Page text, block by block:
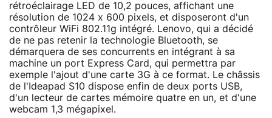
rétroéclairage LED de 10,2 pouces, affichant une
résolution de 1024 x 600 pixels, et disposeront d'un
contrôleur WiFi 802.11g intégré. Lenovo, qui a décidé
de ne pas retenir la technologie Bluetooth, se
démarquera de ses concurrents en intégrant à sa
machine un port Express Card, qui permettra par
exemple l'ajout d'une carte 3G à ce format. Le châssis
de l'Ideapad S10 dispose enfin de deux ports USB,
d'un lecteur de cartes mémoire quatre en un, et d'une
webcam 1,3 mégapixel.